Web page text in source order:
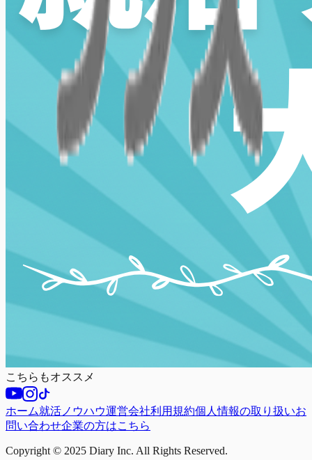
こちらもオススメ
ホーム就活ノウハウ運営会社利用規約個人情報の取り扱いお
問い合わせ企業の方はこちら
Copyright © 2025 Diary Inc. All Rights Reserved.